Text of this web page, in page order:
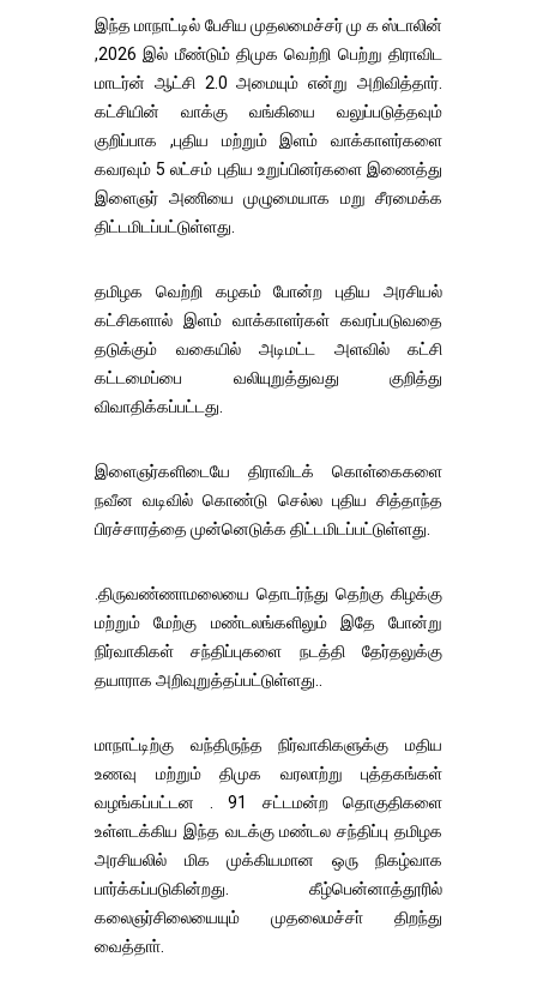
இந்த மாநாட்டில் பேசிய முதலமைச்சர் மு க ஸ்டாலின்
,2026 இல் மீண்டும் திமுக வெற்றி பெற்று திராவிட
மாடர்ன் ஆட்சி 2.0 அமையும் என்று அறிவித்தார்.
கட்சியின் வாக்கு வங்கியை வலுப்படுத்தவும்
குறிப்பாக ,புதிய மற்றும் இளம் வாக்காளர்களை
கவரவும் 5 லட்சம் புதிய உறுப்பினர்களை இணைத்து
இளைஞர் அணியை முழுமையாக மறு சீரமைக்க
திட்டமிடப்பட்டுள்ளது.
தமிழக வெற்றி கழகம் போன்ற புதிய அரசியல்
கட்சிகளால் இளம் வாக்காளர்கள் கவரப்படுவதை
தடுக்கும் வகையில் அடிமட்ட அளவில் கட்சி
கட்டமைப்பை வலியுறுத்துவது குறித்து
விவாதிக்கப்பட்டது.
இளைஞர்களிடையே திராவிடக் கொள்கைகளை
நவீன வடிவில் கொண்டு செல்ல புதிய சித்தாந்த
பிரச்சாரத்தை முன்னெடுக்க திட்டமிடப்பட்டுள்ளது.
.திருவண்ணாமலையை தொடர்ந்து தெற்கு கிழக்கு
மற்றும் மேற்கு மண்டலங்களிலும் இதே போன்று
நிர்வாகிகள் சந்திப்புகளை நடத்தி தேர்தலுக்கு
தயாராக அறிவுறுத்தப்பட்டுள்ளது..
மாநாட்டிற்கு வந்திருந்த நிர்வாகிகளுக்கு மதிய
உணவு மற்றும் திமுக வரலாற்று புத்தகங்கள்
வழங்கப்பட்டன . 91 சட்டமன்ற தொகுதிகளை
உள்ளடக்கிய இந்த வடக்கு மண்டல சந்திப்பு தமிழக
அரசியலில் மிக முக்கியமான ஒரு நிகழ்வாக
பார்க்கப்படுகின்றது. கீழ்பென்னாத்தூரில்
கலைஞர்சிலையையும் முதலைமச்சா் திறந்து
வைத்தாா்.